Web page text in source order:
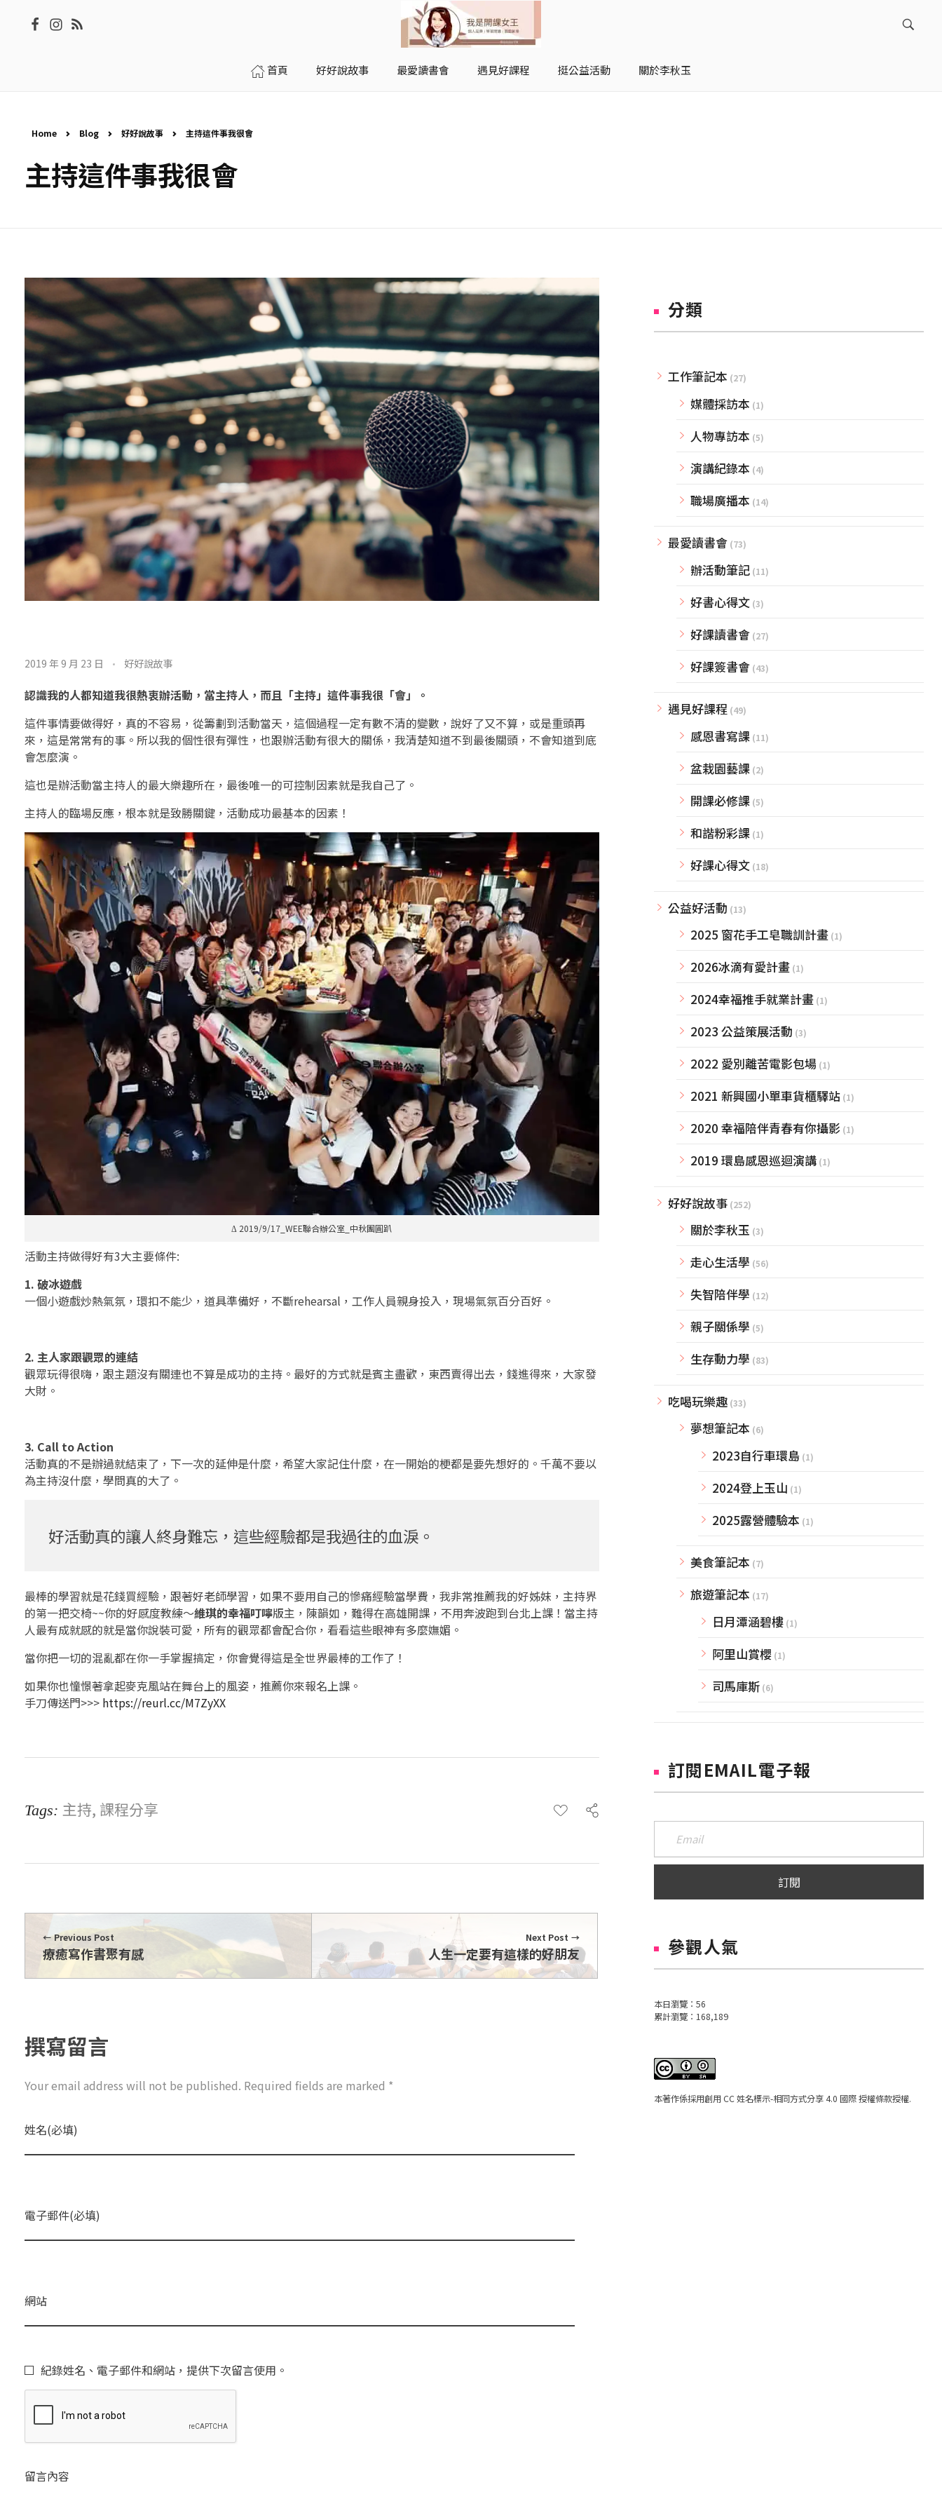
開課女王 李秋玉
拿起麥克風，影響全世界
首頁 好好說故事 最愛讀書會 遇見好課程 挺公益活動 關於李秋玉
Home Blog 好好說故事 主持這件事我很會
主持這件事我很會
主
持
這
件
事
我
很
會
2019 年 9 月 23 日 好好說故事
認識我的人都知道我很熱衷辦活動，當主持人，而且「主持」這件事我很「會」。
這件事情要做得好，真的不容易，從籌劃到活動當天，這個過程一定有數不清的變數，說好了又不算，或是重頭再
來，這是常常有的事。所以我的個性很有彈性，也跟辦活動有很大的關係，我清楚知道不到最後關頭，不會知道到底
會怎麼演。
這也是辦活動當主持人的最大樂趣所在，最後唯一的可控制因素就是我自己了。
主持人的臨場反應，根本就是致勝關鍵，活動成功最基本的因素！
Δ 2019/9/17_WEE聯合辦公室_中秋團圓趴
活動主持做得好有3大主要條件:
1. 破冰遊戲
一個小遊戲炒熱氣氛，環扣不能少，道具準備好，不斷rehearsal，工作人員親身投入，現場氣氛百分百好。
2. 主人家跟觀眾的連結
觀眾玩得很嗨，跟主題沒有關連也不算是成功的主持。最好的方式就是賓主盡歡，東西賣得出去，錢進得來，大家發
大財。
3. Call to Action
活動真的不是辦過就結束了，下一次的延伸是什麼，希望大家記住什麼，在一開始的梗都是要先想好的。千萬不要以
為主持沒什麼，學問真的大了。
好活動真的讓人終身難忘，這些經驗都是我過往的血淚。
最棒的學習就是花錢買經驗，跟著好老師學習，如果不要用自己的慘痛經驗當學費，我非常推薦我的好姊妹，主持界
的第一把交椅~~你的好感度教練～維琪的幸福叮嚀版主，陳韻如，難得在高雄開課，不用奔波跑到台北上課！當主持
人最有成就感的就是當你說裝可愛，所有的觀眾都會配合你，看看這些眼神有多麼嫵媚。
當你把一切的混亂都在你一手掌握搞定，你會覺得這是全世界最棒的工作了！
如果你也憧憬著拿起麥克風站在舞台上的風姿，推薦你來報名上課。
手刀傳送門>>> https://reurl.cc/M7ZyXX
Tags: 主持, 課程分享
Previous Post
療癒寫作書聚有感
Next Post
人生一定要有這樣的好朋友
撰寫留言
Your email address will not be published. Required fields are marked *
姓名(必填)
電子郵件(必填)
網站
紀錄姓名、電子郵件和網站，提供下次留言使用。
留言內容
分類
工作筆記本 (27)
媒體採訪本 (1)
人物專訪本 (5)
演講紀錄本 (4)
職場廣播本 (14)
最愛讀書會 (73)
辦活動筆記 (11)
好書心得文 (3)
好課讀書會 (27)
好課簽書會 (43)
遇見好課程 (49)
感恩書寫課 (11)
盆栽園藝課 (2)
開課必修課 (5)
和諧粉彩課 (1)
好課心得文 (18)
公益好活動 (13)
2025 窗花手工皂職訓計畫 (1)
2026冰滴有愛計畫 (1)
2024幸福推手就業計畫 (1)
2023 公益策展活動 (3)
2022 愛別離苦電影包場 (1)
2021 新興國小單車貨櫃驛站 (1)
2020 幸福陪伴青春有你攝影 (1)
2019 環島感恩巡迴演講 (1)
好好說故事 (252)
關於李秋玉 (3)
走心生活學 (56)
失智陪伴學 (12)
親子關係學 (5)
生存動力學 (83)
吃喝玩樂趣 (33)
夢想筆記本 (6)
2023自行車環島 (1)
2024登上玉山 (1)
2025露營體驗本 (1)
美食筆記本 (7)
旅遊筆記本 (17)
日月潭涵碧樓 (1)
阿里山賞櫻 (1)
司馬庫斯 (6)
訂閱EMAIL電子報
參觀人氣
本日瀏覽：56
累計瀏覽：168,189
本著作係採用創用 CC 姓名標示-相同方式分享 4.0 國際 授權條款授權.